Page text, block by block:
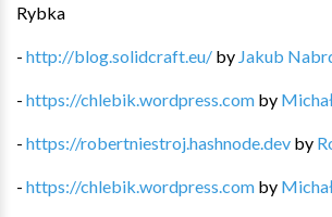
Rybka
- http://blog.solidcraft.eu/ by Jakub
- https://chlebik.wordpress.com by
- https://robertniestroj.hashnode.dev by
- https://chlebik.wordpress.com by